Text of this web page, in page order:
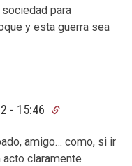
para
y esta guerra sea
- 15:46
amigo… como, si ir
claramente